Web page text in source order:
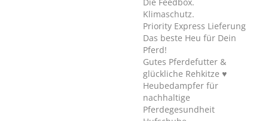
Klimaschutz.
Priority Express Lieferung
Das beste Heu für Dein
Pferd!
Gutes Pferdefutter &
glückliche Rehkitze ♥
Heubedampfer für
nachhaltige
Pferdegesundheit